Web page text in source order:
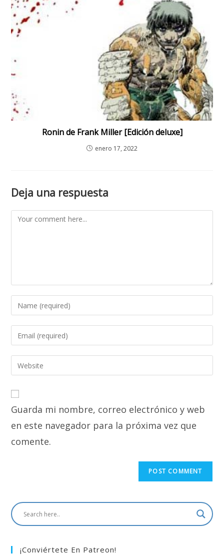
Ronin de Frank Miller [Edición deluxe]
enero 17, 2022
Deja una respuesta
Comment
Enter
your
name
to
comment
Enter
your
email
address
Enter
your
URL
(optional)
Guarda mi nombre, correo electrónico y web
en este navegador para la próxima vez que
comente.
¡Conviértete En Patreon!